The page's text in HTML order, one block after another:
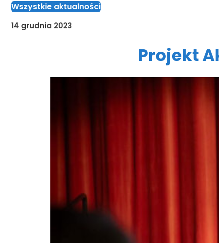
Wszystkie aktualności
14 grudnia 2023
Projekt